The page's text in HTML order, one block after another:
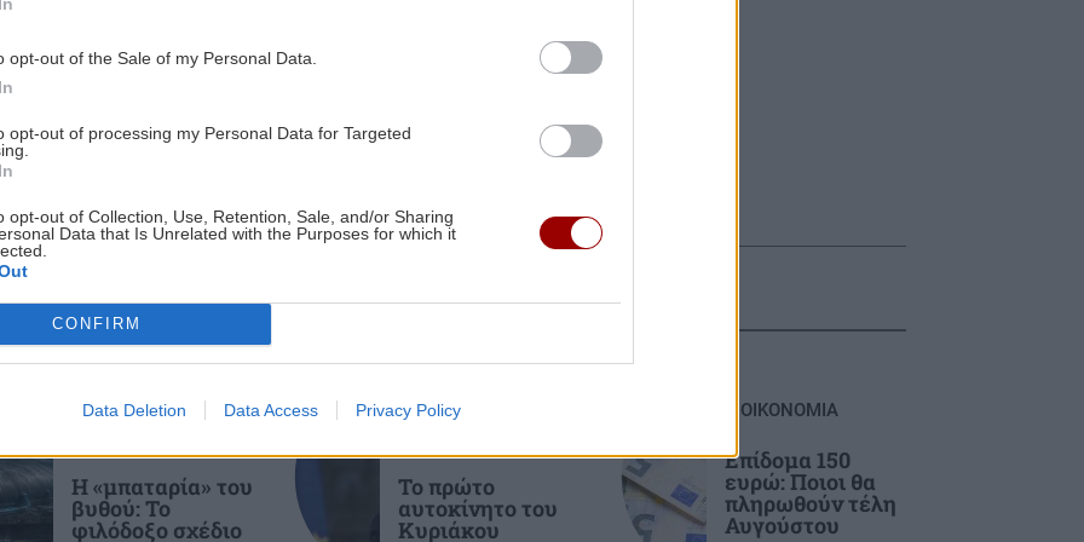
opt-out of the Sale of my Personal Data.
opt-out of processing my Personal Data for Targeted
opt-out of Collection, Use, Retention, Sale, and/or Sharing
Data that Is Unrelated with the Purposes for which it
CONFIRM
Data Deletion Data Access Privacy Policy
11:20
Φοιτητική στέγη: Πόλη της Κρήτης
"φωτιά"
09:23
ΕΛΛΑΔΑ
Έξοδος του Αυγούστου: Πάνω από
Αττική
Τένις: Αποκλεισμός για τη Μαρία
09:16
ΑΘΛΗΤΙΚΑ
οι ειδήσεις
ΠΕΡΙΕΡΓΑ -
Η «μπαταρία» του
βυθού: Το
φιλόδοξο σχέδιο
ΠΟΛΙΤΙΚΟ
Το πρώτο
αυτοκίνητο του
Κυριάκου
ΟΙΚΟΝΟΜΙΑ
Επίδομα 150
ευρώ: Ποιοι θα
πληρωθούν τέλη
Αυγούστου